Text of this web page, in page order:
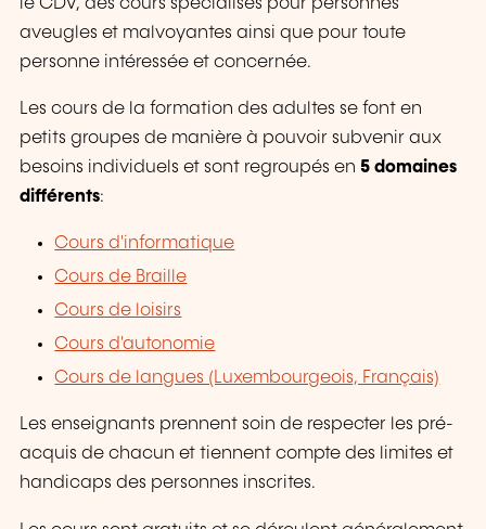
aveugles et malvoyantes ainsi que pour toute
personne intéressée et concernée.
Les cours de la formation des adultes se font en
petits groupes de manière à pouvoir subvenir aux
besoins individuels et sont regroupés en 5 domaines
différents:
Cours d'informatique
Cours de Braille
Cours de loisirs
Cours d'autonomie
Cours de langues (Luxembourgeois, Français)
Les enseignants prennent soin de respecter les pré-
acquis de chacun et tiennent compte des limites et
handicaps des personnes inscrites.